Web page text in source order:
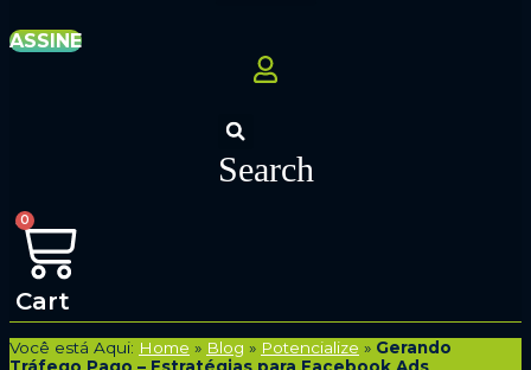
ASSINE
Search
0
Cart
Você está Aqui: Home » Blog » Potencialize » Gerando